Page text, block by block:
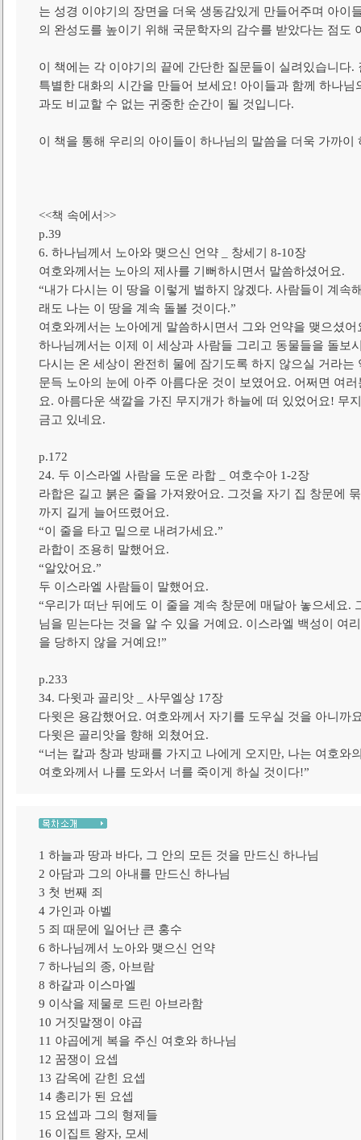
는 성경 이야기의 장면을 더욱 생동감있게 만들어주며 아이
의 완성도를 높이기 위해 국문학자의 감수를 받았다는 점도
이 책에는 각 이야기의 끝에 간단한 질문들이 실려있습니다.
특별한 대화의 시간을 만들어 보세요! 아이들과 함께 하나
과도 비교할 수 없는 귀중한 순간이 될 것입니다.
이 책을 통해 우리의 아이들이 하나님의 말씀을 더욱 가까이
<<책 속에서>>
p.39
6. 하나님께서 노아와 맺으신 언약 _ 창세기 8-10장
여호와께서는 노아의 제사를 기뻐하시면서 말씀하셨어요.
“내가 다시는 이 땅을 이렇게 벌하지 않겠다. 사람들이 계속
래도 나는 이 땅을 계속 돌볼 것이다.”
여호와께서는 노아에게 말씀하시면서 그와 언약을 맺으셨어
하나님께서는 이제 이 세상과 사람들 그리고 동물들을 돌보
다시는 온 세상이 완전히 물에 잠기도록 하지 않으실 거라는
문득 노아의 눈에 아주 아름다운 것이 보였어요. 어쩌면 여
요. 아름다운 색깔을 가진 무지개가 하늘에 떠 있었어요! 무
금고 있네요.
p.172
24. 두 이스라엘 사람을 도운 라합 _ 여호수아 1-2장
라합은 길고 붉은 줄을 가져왔어요. 그것을 자기 집 창문에
까지 길게 늘어뜨렸어요.
“이 줄을 타고 밑으로 내려가세요.”
라합이 조용히 말했어요.
“알았어요.”
두 이스라엘 사람들이 말했어요.
“우리가 떠난 뒤에도 이 줄을 계속 창문에 매달아 놓으세요.
님을 믿는다는 것을 알 수 있을 거예요. 이스라엘 백성이 여
을 당하지 않을 거예요!”
p.233
34. 다윗과 골리앗 _ 사무엘상 17장
다윗은 용감했어요. 여호와께서 자기를 도우실 것을 아니까
다윗은 골리앗을 향해 외쳤어요.
“너는 칼과 창과 방패를 가지고 나에게 오지만, 나는 여호와
여호와께서 나를 도와서 너를 죽이게 하실 것이다!”
1 하늘과 땅과 바다, 그 안의 모든 것을 만드신 하나님
2 아담과 그의 아내를 만드신 하나님
3 첫 번째 죄
4 가인과 아벨
5 죄 때문에 일어난 큰 홍수
6 하나님께서 노아와 맺으신 언약
7 하나님의 종, 아브람
8 하갈과 이스마엘
9 이삭을 제물로 드린 아브라함
10 거짓말쟁이 야곱
11 야곱에게 복을 주신 여호와 하나님
12 꿈쟁이 요셉
13 감옥에 갇힌 요셉
14 총리가 된 요셉
15 요셉과 그의 형제들
16 이집트 왕자, 모세